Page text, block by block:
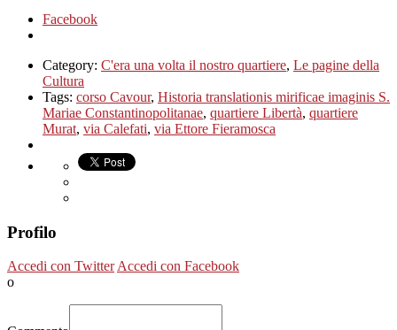
Facebook
Category: C'era una volta il nostro quartiere, Le pagine della
Cultura
Tags: corso Cavour, Historia translationis mirificae imaginis S.
Mariae Constantinopolitanae, quartiere Libertà, quartiere
Murat, via Calefati, via Ettore Fieramosca
Profilo
Accedi con TwitterAccedi con Facebook
o